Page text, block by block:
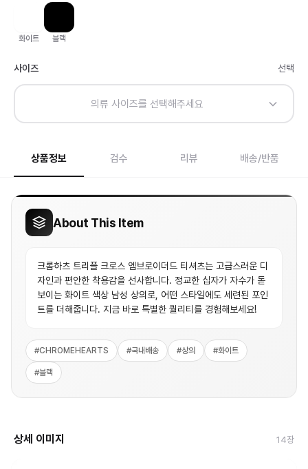
화이트 블랙
사이즈 선택
의류 사이즈를 선택해주세요
상품정보 검수 리뷰 배송/반품
About This Item
크롬하츠 트리플 크로스 엠브로이더드 티셔츠는 고급스러운 디
자인과 편안한 착용감을 선사합니다. 정교한 십자가 자수가 돋
보이는 화이트 색상 남성 상의로, 어떤 스타일에도 세련된 포인
트를 더해줍니다. 지금 바로 특별한 퀄리티를 경험해보세요!
#CHROMEHEARTS #국내배송 #상의 #화이트
#블랙
상세 이미지 14장